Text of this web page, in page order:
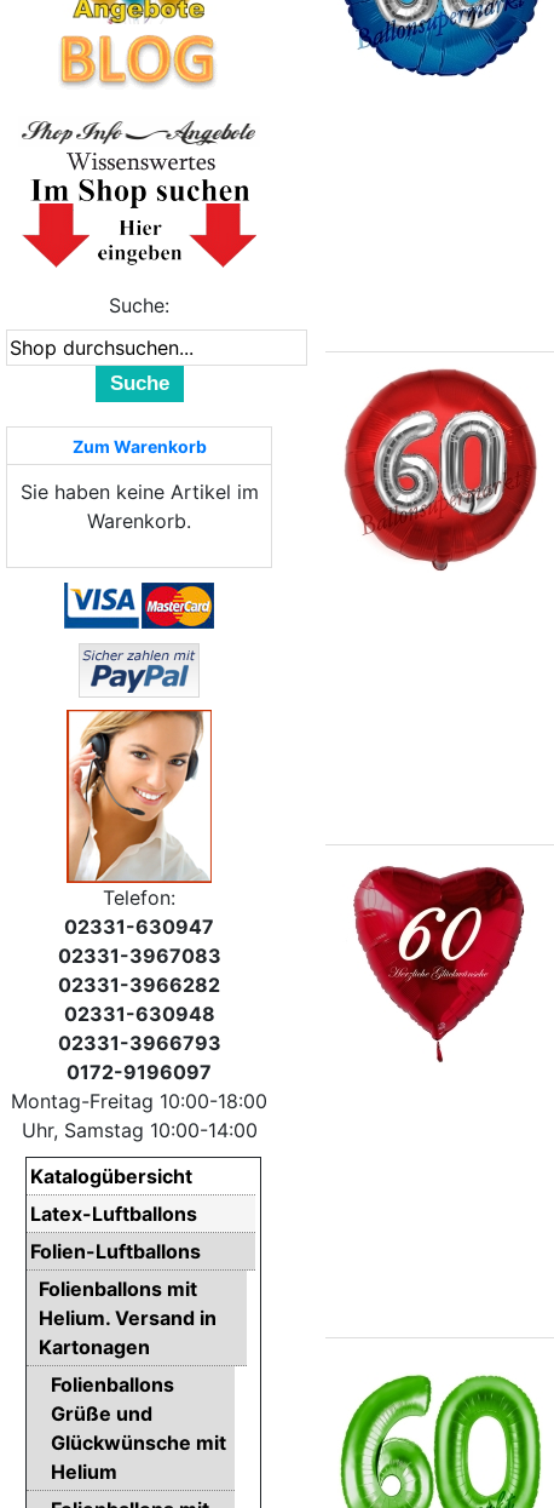
Suche:
Suche
Zum Warenkorb
Sie haben keine Artikel im
Warenkorb.
Telefon:
02331-630947
02331-3967083
02331-3966282
02331-630948
02331-3966793
0172-9196097
Montag-Freitag 10:00-18:00
Uhr, Samstag 10:00-14:00
Katalogübersicht
Latex-Luftballons
Folien-Luftballons
Folienballons mit
Helium. Versand in
Kartonagen
Folienballons
Grüße und
Glückwünsche mit
Helium